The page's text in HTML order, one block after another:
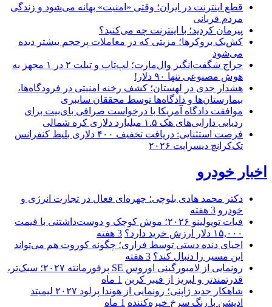
قطع اینترنت در ایران؛ وقتی «امنیت» بهانه می‌شود و زندگی
مردم قربانی
پیرمان کردید؛ با اینترنت چه می‌کنید؟
کش‌بک بروکرها؛ مزیتی که در معاملات پرحجم بیشتر دیده
می‌شود
حراج شگفت‌انگیز وال‌مارت؛ لپ‌تاپ و تبلت ۲ در ۱ مجهز به
هوش مصنوعی تنها ۹۰ دلار!
هشدار جدی در لهستان؛ کشف رخنه امنیتی در فرودگاه‌ها،
بیمارستان‌ها و دادگاه‌ها توسط محققان سایبری
موافقت دادگاه آمریکا با درخواست صرافی بای‌بیت برای
ردیابی دارایی‌های هک ۱.۵ میلیارد دلاری کره شمالی
فرصت استثنایی: دریافت تخفیف ۴۰۰ دلاری بلیط کنفرانس
تک‌کرانچ دیسراپت ۲۰۲۶
اخبار خودرو
دکتر محمد هادی بلوچی؛ چهره‌ای فعال در تجارت انرژی و
خودرو 3 هفته
فیات توپولینو ۲۰۲۶؛ موش کوچک و دوست‌داشتنی با قیمت
۱۵,۰۰۰ دلار ارزش خرید دارد؟
3 هفته
احیای دنده دستی توسط فراری؛ چگونه کوروت هم می‌تواند
این مسیر را دنبال کند؟ 3 هفته
رونمایی از لامبورگینی اوروس SE پرفورمانته ۲۰۲۷؛ سبک‌تر،
قدرتمندتر و لبریز از فیبر کربن 1 ماه
شاهکار جدید ژاپنی؛ رونمایی از هوندا پرلود ۲۰۲۷ لیمیتد
ادیشن با رنگ سرخ خیره‌کننده 1 ماه